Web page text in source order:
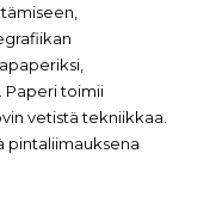
Paperi toimii
vetistä tekniikkaa.
pintaliimauksena